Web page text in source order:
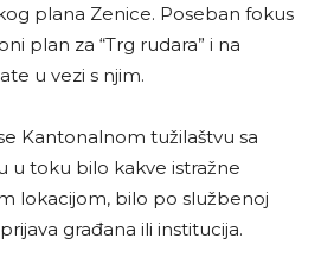
plana Zenice. Poseban fokus
plan za “Trg rudara” i na
u vezi s njim.
Kantonalnom tužilaštvu sa
u toku bilo kakve istražne
lokacijom, bilo po službenoj
građana ili institucija.